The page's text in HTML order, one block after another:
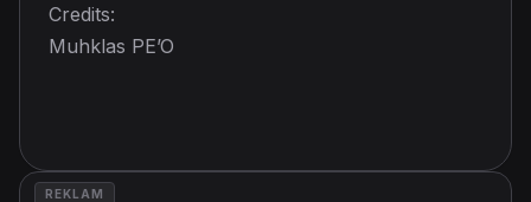
Credits:
Muhklas PE’O
REKLAM